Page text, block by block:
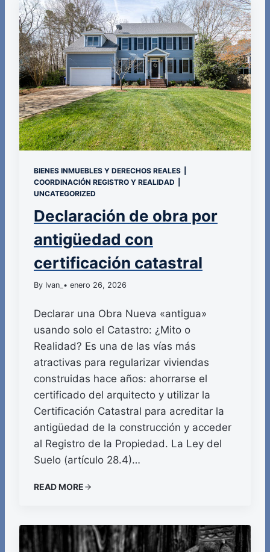
BIENES INMUEBLES Y DERECHOS REALES
COORDINACIÓN REGISTRO Y REALIDAD
UNCATEGORIZED
Declaración de obra por
antigüedad con
certificación catastral
By Ivan_ • enero 26, 2026
Declarar una Obra Nueva «antigua»
usando solo el Catastro: ¿Mito o
Realidad? Es una de las vías más
atractivas para regularizar viviendas
construidas hace años: ahorrarse el
certificado del arquitecto y utilizar la
Certificación Catastral para acreditar la
antigüedad de la construcción y acceder
al Registro de la Propiedad. La Ley del
Suelo (artículo 28.4)…
READ MORE